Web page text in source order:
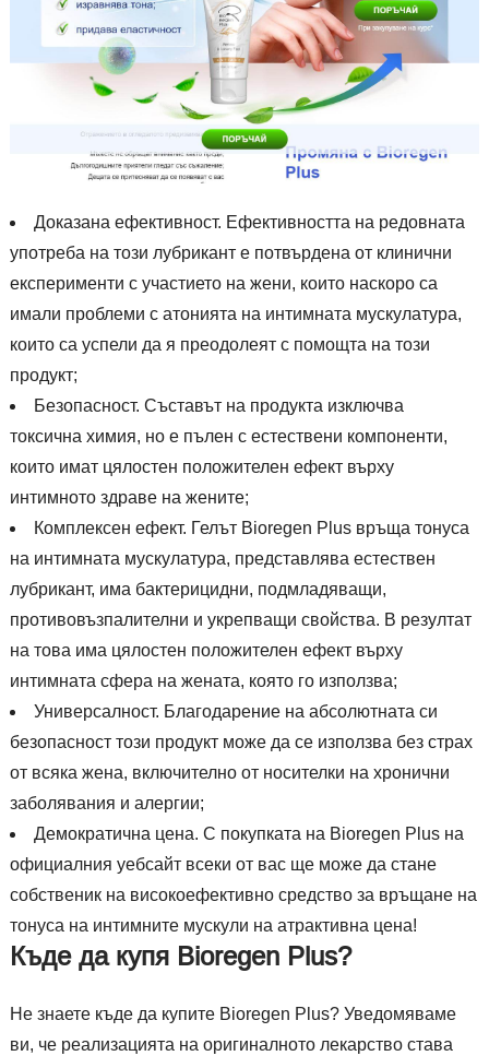
Доказана ефективност. Ефективността на редовната
употреба на този лубрикант е потвърдена от клинични
експерименти с участието на жени, които наскоро са
имали проблеми с атонията на интимната мускулатура,
които са успели да я преодолеят с помощта на този
продукт;
Безопасност. Съставът на продукта изключва
токсична химия, но е пълен с естествени компоненти,
които имат цялостен положителен ефект върху
интимното здраве на жените;
Комплексен ефект. Гелът Bioregen Plus връща тонуса
на интимната мускулатура, представлява естествен
лубрикант, има бактерицидни, подмладяващи,
противовъзпалителни и укрепващи свойства. В резултат
на това има цялостен положителен ефект върху
интимната сфера на жената, която го използва;
Универсалност. Благодарение на абсолютната си
безопасност този продукт може да се използва без страх
от всяка жена, включително от носителки на хронични
заболявания и алергии;
Демократична цена. С покупката на Bioregen Plus на
официалния уебсайт всеки от вас ще може да стане
собственик на високоефективно средство за връщане на
тонуса на интимните мускули на атрактивна цена!
Къде да купя Bioregen Plus?
Не знаете къде да купите Bioregen Plus? Уведомяваме
ви, че реализацията на оригиналното лекарство става